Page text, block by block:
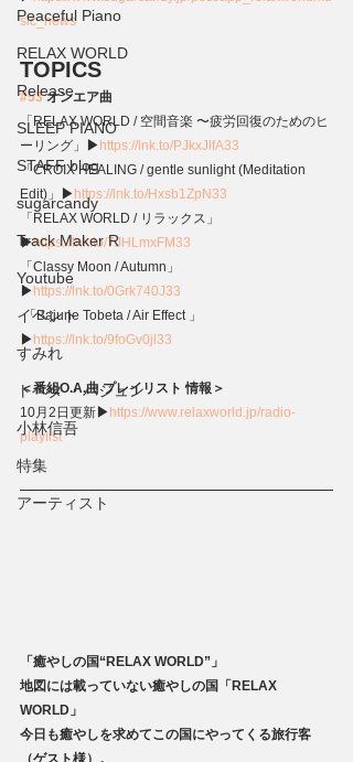
Peaceful Piano
RELAX WORLD
Release
SLEEP PIANO
STAFF blog
sugarcandy
Track Maker R
Youtube
イベント
すみれ
トベタ ・バジュン
小林信吾
特集
アーティスト
sic_news
TOPICS
#53 オンエア曲
「RELAX WORLD / 空間音楽 〜疲労回復のためのヒ
ーリング」
▶ https://lnk.to/PJkxJlfA33
「CROIX HEALING / gentle sunlight (Meditation
Edit)」
▶ https://lnk.to/Hxsb1ZpN33
「RELAX WORLD / リラックス」
▶https://lnk.to/7JHLmxFM33
「Classy Moon / Autumn」
▶ https://lnk.to/0Grk740J33
「Bajune Tobeta / Air Effect 」
▶ https://lnk.to/9foGv0jl33
＜番組O.A.曲 プレイリスト 情報＞
10月2日更新 ▶ https://www.relaxworld.jp/radio-
playlist
「癒やしの国“RELAX WORLD”」
地図には載っていない癒やしの国「RELAX
WORLD」
今日も癒やしを求めてこの国にやってくる旅行客
（ゲスト様）。